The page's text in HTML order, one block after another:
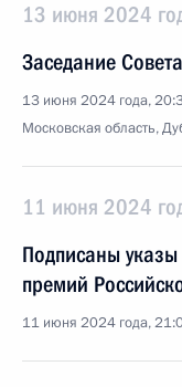
13 июня 2024
Заседание
13 июня 2024 года,
Московская область,
11 июня 2024
Подписаны указы
премий
11 июня 2024 года,